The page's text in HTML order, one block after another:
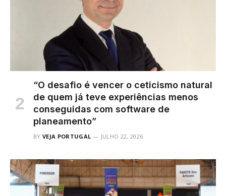
“O desafio é vencer o ceticismo natural
de quem já teve experiências menos
conseguidas com software de
planeamento”
BY VEJA PORTUGAL JULHO 22, 2026